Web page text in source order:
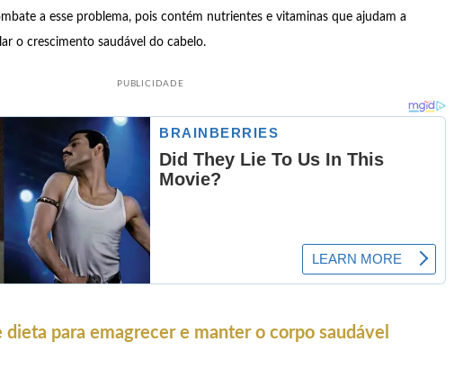
a esse problema, pois contém nutrientes e vitaminas que ajudam a
o crescimento saudável do cabelo.
PUBLICIDADE
dieta para emagrecer e manter o corpo saudável